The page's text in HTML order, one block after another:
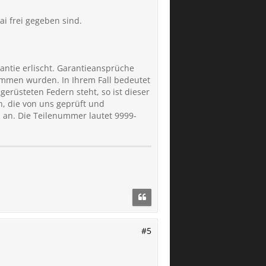
frei gegeben sind.
erlischt. Garantieansprüche
wurden. In Ihrem Fall bedeutet
Federn steht, so ist dieser
die von uns geprüft und
Die Teilenummer lautet 9999-
#5